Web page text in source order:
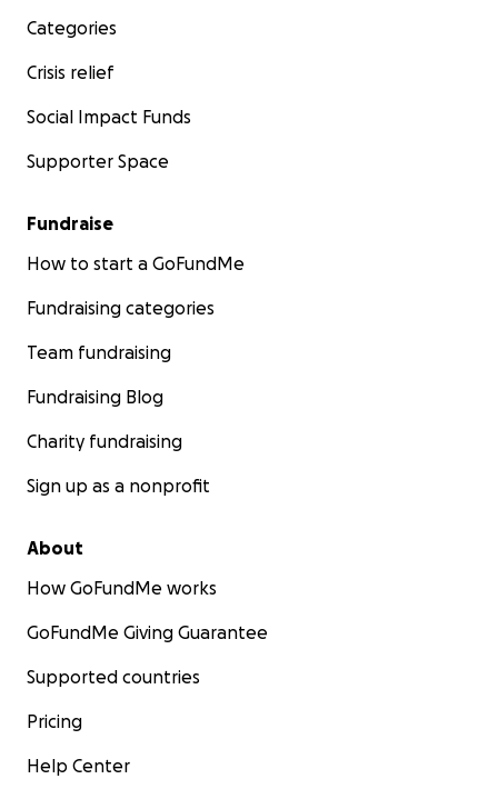
Categories
Crisis relief
Social Impact Funds
Supporter Space
Fundraise
How to start a GoFundMe
Fundraising categories
Team fundraising
Fundraising Blog
Charity fundraising
Sign up as a nonprofit
About
How GoFundMe works
GoFundMe Giving Guarantee
Supported countries
Pricing
Help Center